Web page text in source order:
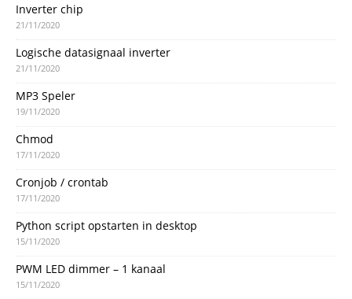
Inverter chip
21/11/2020
Logische datasignaal inverter
21/11/2020
MP3 Speler
19/11/2020
Chmod
17/11/2020
Cronjob / crontab
17/11/2020
Python script opstarten in desktop
15/11/2020
PWM LED dimmer – 1 kanaal
15/11/2020